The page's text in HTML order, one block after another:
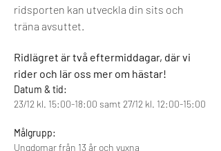
ridsporten kan utveckla din sits och
träna avsuttet.
Ridlägret är två eftermiddagar, där vi
rider och lär oss mer om hästar!
Datum & tid:
23/12 kl. 15:00-18:00 samt 27/12 kl. 12:00-15:00
Målgrupp:
Ungdomar från 13 år och vuxna